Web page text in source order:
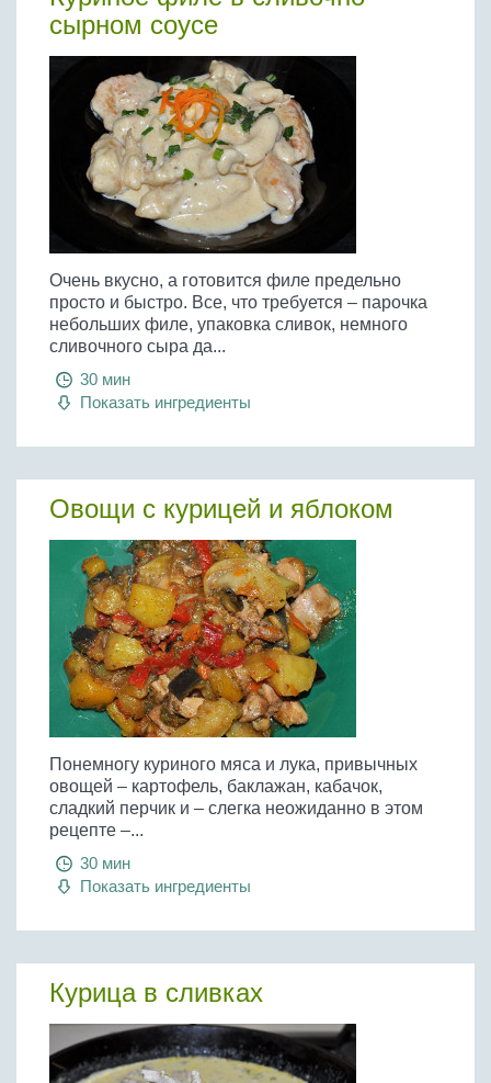
Бобовые
Яйца
Крупы
сырном соусе
Очень вкусно, а готовится филе предельно
просто и быстро. Все, что требуется – парочка
небольших филе, упаковка сливок, немного
сливочного сыра да...
30 мин
Показать ингредиенты
Овощи с курицей и яблоком
Понемногу куриного мяса и лука, привычных
овощей – картофель, баклажан, кабачок,
сладкий перчик и – слегка неожиданно в этом
рецепте –...
30 мин
Показать ингредиенты
Курица в сливках